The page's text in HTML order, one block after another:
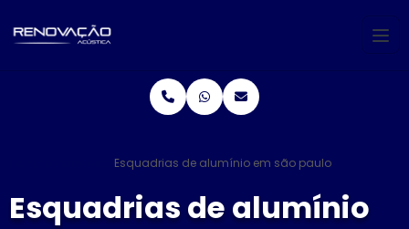
Esquadrias de alumínio em são paulo
Esquadrias de alumínio